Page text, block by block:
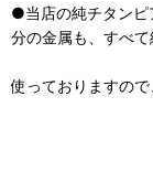
●当店の純チタンピ
分の金属も、すべ
使っておりますので